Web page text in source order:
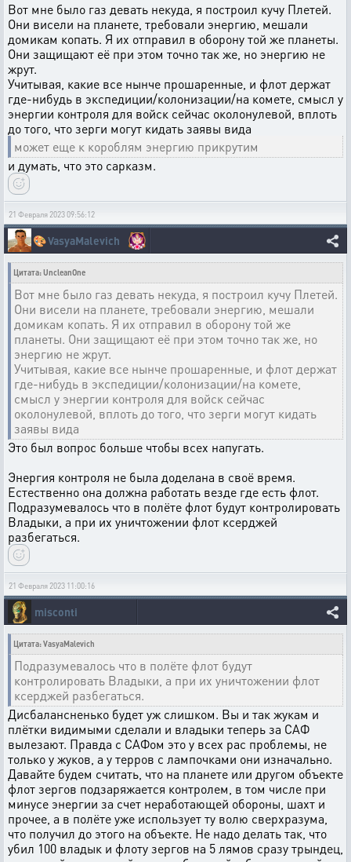
Вот мне было газ девать некуда, я построил кучу Плетей.
Они висели на планете, требовали энергию, мешали
домикам копать. Я их отправил в оборону той же планеты.
Они защищают её при этом точно так же, но энергию не
жрут.
Учитывая, какие все нынче прошаренные, и флот держат
где-нибудь в экспедиции/колонизации/на комете, смысл у
энергии контроля для войск сейчас околонулевой, вплоть
до того, что зерги могут кидать заявы вида
может еще к короблям энергию прикрутим
и думать, что это сарказм.
21 Февраля 2023 09:56:12
🎨VasyaMalevich
Цитата: UncleanOne
Вот мне было газ девать некуда, я построил кучу Плетей.
Они висели на планете, требовали энергию, мешали
домикам копать. Я их отправил в оборону той же
планеты. Они защищают её при этом точно так же, но
энергию не жрут.
Учитывая, какие все нынче прошаренные, и флот держат
где-нибудь в экспедиции/колонизации/на комете,
смысл у энергии контроля для войск сейчас
околонулевой, вплоть до того, что зерги могут кидать
заявы вида
Это был вопрос больше чтобы всех напугать.
Энергия контроля не была доделана в своё время.
Естественно она должна работать везде где есть флот.
Подразумевалось что в полёте флот будут контролировать
Владыки, а при их уничтожении флот ксерджей
разбегаться.
21 Февраля 2023 11:00:16
misconti
Цитата: VasyaMalevich
Подразумевалось что в полёте флот будут
контролировать Владыки, а при их уничтожении флот
ксерджей разбегаться.
Дисбалансненько будет уж слишком. Вы и так жукам и
плётки видимыми сделали и владыки теперь за САФ
вылезают. Правда с САФом это у всех рас проблемы, не
только у жуков, а у терров с лампочками они изначально.
Давайте будем считать, что на планете или другом объекте
флот зергов подзаряжается контролем, в том числе при
минусе энергии за счет неработающей обороны, шахт и
прочее, а в полёте уже использует ту волю сверхразума,
что получил до этого на объекте. Не надо делать так, что
убил 100 владык и флоту зергов на 5 лямов сразу трындец,